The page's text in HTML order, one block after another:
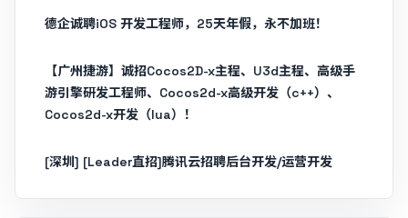
德企诚聘iOS 开发工程师，25天年假，永不加班！
【广州捷游】诚招Cocos2D-x主程、U3d主程、高级手
游引擎研发工程师、Cocos2d-x高级开发（c++）、
Cocos2d-x开发（lua）！
[深圳] [Leader直招]腾讯云招聘后台开发/运营开发